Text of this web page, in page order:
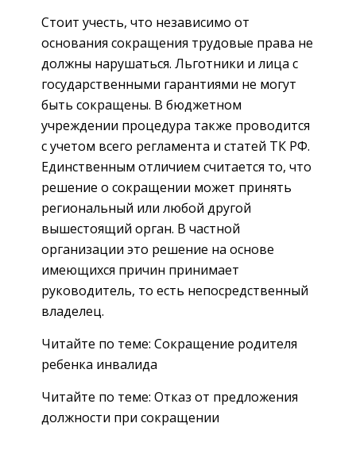
Стоит учесть, что независимо от
основания сокращения трудовые права не
должны нарушаться. Льготники и лица с
государственными гарантиями не могут
быть сокращены. В бюджетном
учреждении процедура также проводится
с учетом всего регламента и статей ТК РФ.
Единственным отличием считается то, что
решение о сокращении может принять
региональный или любой другой
вышестоящий орган. В частной
организации это решение на основе
имеющихся причин принимает
руководитель, то есть непосредственный
владелец.
Читайте по теме: Сокращение родителя
ребенка инвалида
Читайте по теме: Отказ от предложения
должности при сокращении